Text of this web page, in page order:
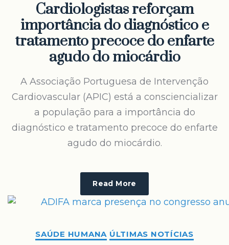
Cardiologistas reforçam
importância do diagnóstico e
tratamento precoce do enfarte
agudo do miocárdio
A Associação Portuguesa de Intervenção
Cardiovascular (APIC) está a consciencializar
a população para a importância do
diagnóstico e tratamento precoce do enfarte
agudo do miocárdio.
Read More
SAÚDE HUMANA ÚLTIMAS NOTÍCIAS